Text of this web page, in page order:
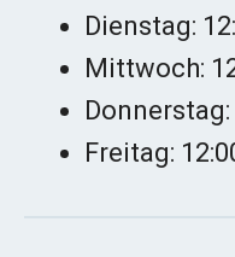
Dienstag:
Mittwoch:
Donnerstag:
Freitag: